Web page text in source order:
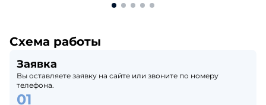
Схема работы
Заявка
Вы оставляете заявку на сайте или звоните по номеру
телефона.